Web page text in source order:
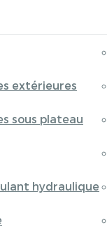
extérieures
sous plateau
hydraulique